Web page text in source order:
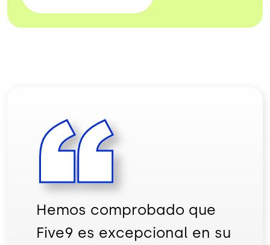
Hemos comprobado que
Five9 es excepcional en su